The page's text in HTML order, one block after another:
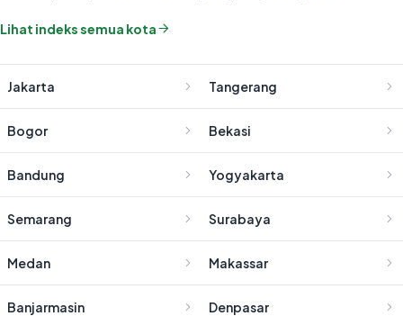
Lihat indeks semua kota
Jakarta Tangerang
Bogor Bekasi
Bandung Yogyakarta
Semarang Surabaya
Medan Makassar
Banjarmasin Denpasar